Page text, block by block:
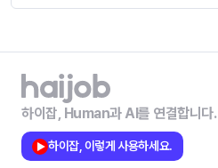
하이잡, Human과 AI를 연결합니다.
하이잡, 이렇게 사용하세요.